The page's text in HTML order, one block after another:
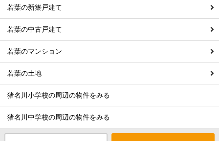
若葉の新築戸建て
若葉の中古戸建て
若葉のマンション
若葉の土地
猪名川小学校の周辺の物件をみる
猪名川中学校の周辺の物件をみる